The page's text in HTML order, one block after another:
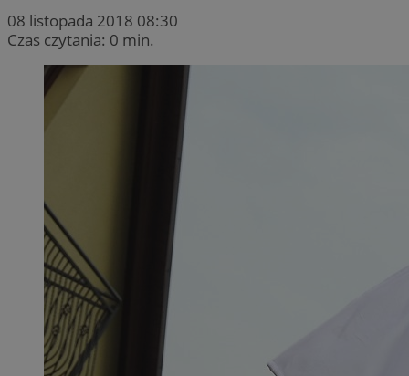
08 listopada 2018 08:30
Czas czytania: 0 min.